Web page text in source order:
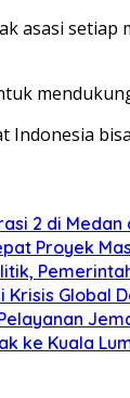
asasi
Indonesia
2 di
Proyek
Krisis Global
ke Kuala